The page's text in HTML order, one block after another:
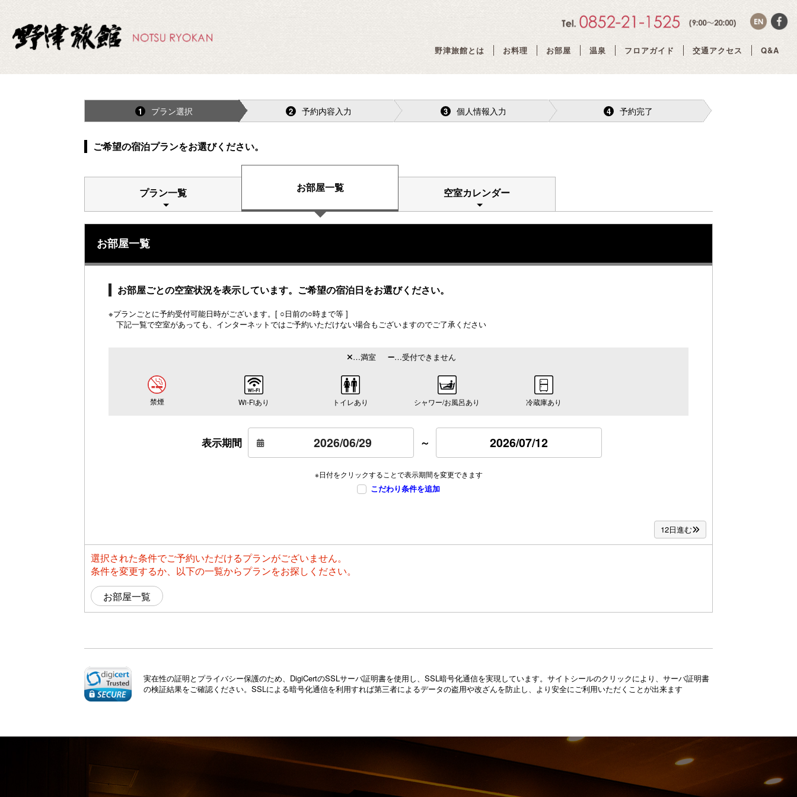
野津旅館とは お料理 お部屋 温泉 フロアガイド 交通アクセス Q&A
1 プラン選択 2 予約内容入力 3 個人情報入力 4 予約完了
ご希望の宿泊プランをお選びください。
プラン一覧 お部屋一覧 空室カレンダー
お部屋一覧
お部屋ごとの空室状況を表示しています。ご希望の宿泊日をお選びください。
※プランごとに予約受付可能日時がございます。[ ○日前の○時まで等 ]
下記一覧で空室があっても、インターネットではご予約いただけない場合もございますのでご了承ください
…満室 …受付できません
禁煙 Wi-Fiあり トイレあり シャワー/お風呂あり 冷蔵庫あり
表示期間 ～ 2026/07/12
※日付をクリックすることで表示期間を変更できます
こだわり条件を追加
12日進む
選択された条件でご予約いただけるプランがございません。
条件を変更するか、以下の一覧からプランをお探しください。
お部屋一覧
実在性の証明とプライバシー保護のため、DigiCertのSSLサーバ証明書を使用し、SSL暗号化通信を実現しています。サイトシールのクリックにより、サーバ証明書
の検証結果をご確認ください。SSLによる暗号化通信を利用すれば第三者によるデータの盗用や改ざんを防止し、より安全にご利用いただくことが出来ます